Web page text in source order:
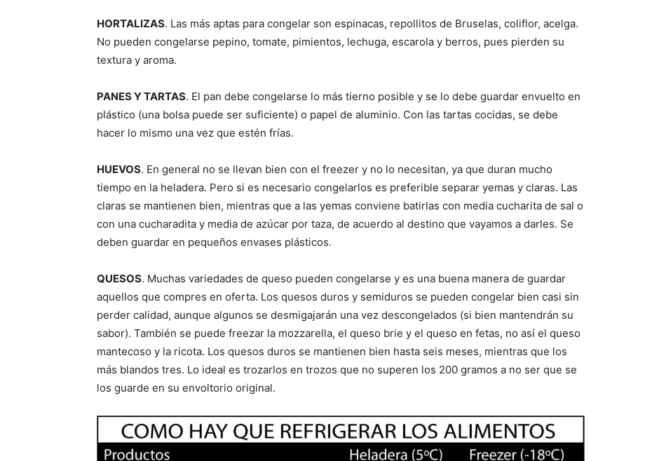
HORTALIZAS. Las más aptas para congelar son espinacas, repollitos de Bruselas, coliflor, acelga.
No pueden congelarse pepino, tomate, pimientos, lechuga, escarola y berros, pues pierden su
textura y aroma.
PANES Y TARTAS. El pan debe congelarse lo más tierno posible y se lo debe guardar envuelto en
plástico (una bolsa puede ser suficiente) o papel de aluminio. Con las tartas cocidas, se debe
hacer lo mismo una vez que estén frías.
HUEVOS. En general no se llevan bien con el freezer y no lo necesitan, ya que duran mucho
tiempo en la heladera. Pero si es necesario congelarlos es preferible separar yemas y claras. Las
claras se mantienen bien, mientras que a las yemas conviene batirlas con media cucharita de sal o
con una cucharadita y media de azúcar por taza, de acuerdo al destino que vayamos a darles. Se
deben guardar en pequeños envases plásticos.
QUESOS. Muchas variedades de queso pueden congelarse y es una buena manera de guardar
aquellos que compres en oferta. Los quesos duros y semiduros se pueden congelar bien casi sin
perder calidad, aunque algunos se desmigajarán una vez descongelados (si bien mantendrán su
sabor). También se puede freezar la mozzarella, el queso brie y el queso en fetas, no así el queso
mantecoso y la ricota. Los quesos duros se mantienen bien hasta seis meses, mientras que los
más blandos tres. Lo ideal es trozarlos en trozos que no superen los 200 gramos a no ser que se
los guarde en su envoltorio original.